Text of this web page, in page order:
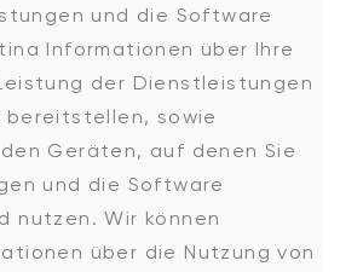
und die Software
Informationen über Ihre
der Dienstleistungen
bereitstellen, sowie
Geräten, auf denen Sie
und die Software
nutzen. Wir können
über die Nutzung von